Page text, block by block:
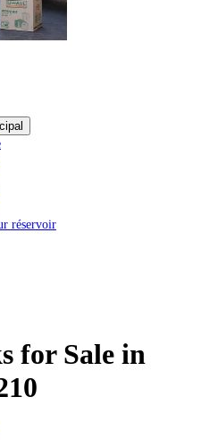
réservoir
for Sale in